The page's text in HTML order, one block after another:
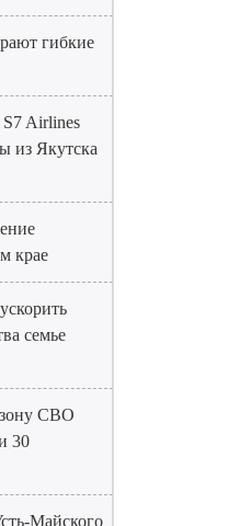
гибкие
Airlines
из Якутска
крае
семье
СВО
30
Майского